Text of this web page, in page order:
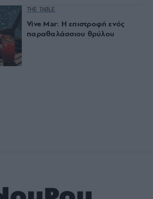
THE TABLE
Vive Mar: Η επιστροφή ενός
παραθαλάσσιου θρύλου